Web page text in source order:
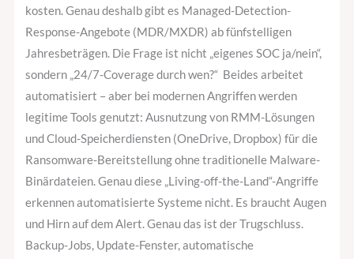
kosten. Genau deshalb gibt es Managed-Detection-
Response-Angebote (MDR/MXDR) ab fünfstelligen
Jahresbeträgen. Die Frage ist nicht „eigenes SOC ja/nein“,
sondern „24/7-Coverage durch wen?“ Beides arbeitet
automatisiert – aber bei modernen Angriffen werden
legitime Tools genutzt: Ausnutzung von RMM-Lösungen
und Cloud-Speicherdiensten (OneDrive, Dropbox) für die
Ransomware-Bereitstellung ohne traditionelle Malware-
Binärdateien. Genau diese „Living-off-the-Land“-Angriffe
erkennen automatisierte Systeme nicht. Es braucht Augen
und Hirn auf dem Alert. Genau das ist der Trugschluss.
Backup-Jobs, Update-Fenster, automatische